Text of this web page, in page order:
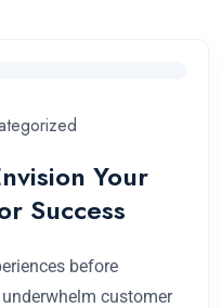
Your
Success
before
customer